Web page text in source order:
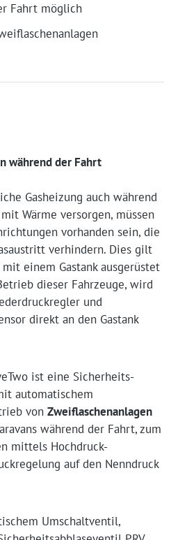
Fahrt möglich
während der Fahrt
Gasheizung auch während
Wärme versorgen, müssen
vorhanden sein, die
verhindern. Dies gilt
einem Gastank ausgerüstet
dieser Fahrzeuge, wird
und
direkt an den Gastank
ist eine Sicherheits-
automatischem
von Zweiflaschenanlagen
während der Fahrt, zum
mittels Hochdruck-
auf den Nenndruck
Umschaltventil,